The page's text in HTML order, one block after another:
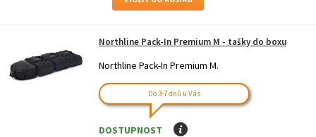
Northline Pack-In Premium M - tašky do boxu
Northline Pack-In Premium M.
Do 3-7 dnů u Vás
DOSTUPNOST I